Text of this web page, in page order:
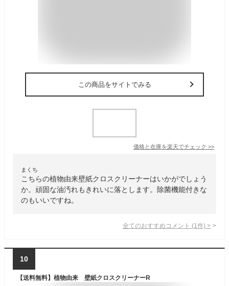
この商品をサイトでみる
価格と在庫を楽天でチェック >>
まくち
こちらの植物由来壁紙クロスクリーナーはいかがでしょう
か。頑固な油汚れもきれいに落とします。除菌機能付きな
のもいいですね。
全てのおすすめコメント (1 件) >
10
【送料無料】植物由来 壁紙クロスクリーナーR